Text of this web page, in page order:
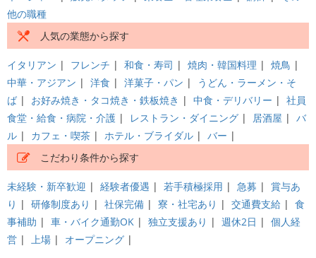
他の職種
人気の業態から探す
イタリアン | フレンチ | 和食・寿司 | 焼肉・韓国料理 | 焼鳥 |
中華・アジアン | 洋食 | 洋菓子・パン |
うどん・ラーメン・そ
ば | お好み焼き・タコ焼き・鉄板焼き | 中食・デリバリー | 社員
食堂・給食・病院・介護 | レストラン・ダイニング | 居酒屋 | バ
ル | カフェ・喫茶 | ホテル・ブライダル | バー |
こだわり条件から探す
未経験・新卒歓迎 | 経験者優遇 | 若手積極採用 | 急募 | 賞与あ
り | 研修制度あり | 社保完備 | 寮・社宅あり | 交通費支給 | 食
事補助 | 車・バイク通勤OK | 独立支援あり | 週休2日 | 個人経
営 | 上場 | オープニング |